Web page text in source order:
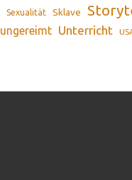
Sexualität Sklave
ungereimt Unterricht